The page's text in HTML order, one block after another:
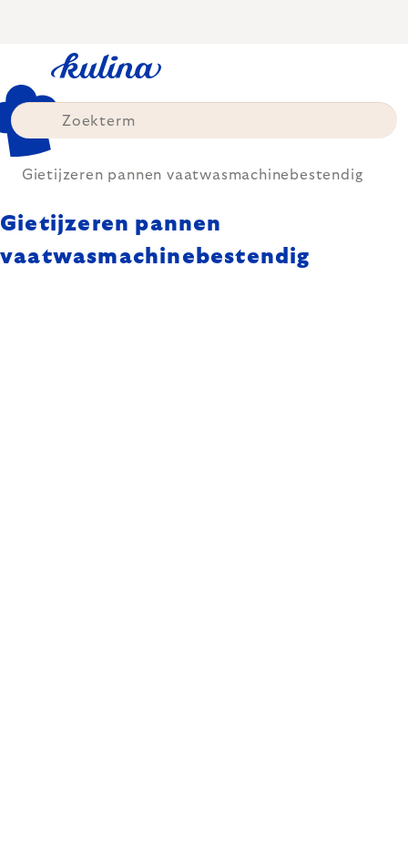
Gietijzeren pannen vaatwasmachinebestendig
Gietijzeren pannen
vaatwasmachinebestendig